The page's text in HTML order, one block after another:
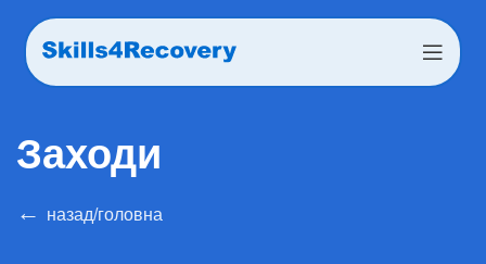
Заходи
← назад/головна